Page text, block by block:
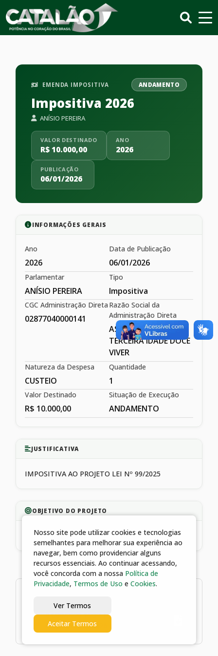
EMENDA IMPOSITIVA ANDAMENTO
Impositiva 2026
ANÍSIO PEREIRA
VALOR DESTINADO
R$ 10.000,00
ANO
2026
PUBLICAÇÃO
06/01/2026
INFORMAÇÕES GERAIS
Ano
2026
Data de Publicação
06/01/2026
Parlamentar
ANÍSIO PEREIRA
Tipo
Impositiva
CGC Administração Direta
02877040000141
Razão Social da
Administração Direta
ASSOCIAÇÃO DA
TERCEIRA IDADE DOCE
VIVER
Natureza da Despesa
CUSTEIO
Quantidade
1
Valor Destinado
R$ 10.000,00
Situação de Execução
ANDAMENTO
JUSTIFICATIVA
IMPOSITIVA AO PROJETO LEI Nº 99/2025
OBJETIVO DO PROJETO
CUSTEIO E MANUTENÇÃO
04/08/2026 15:37 | Termo de
Fomento 205/2026
Nosso site pode utilizar cookies e tecnologias
semelhantes para melhorar sua experiência ao
navegar, bem como providenciar alguns
recursos essenciais. Ao continuar acessando,
você concorda com a nossa Política de
Privacidade, Termos de Uso e Cookies.
Ver Termos
Aceitar Termos